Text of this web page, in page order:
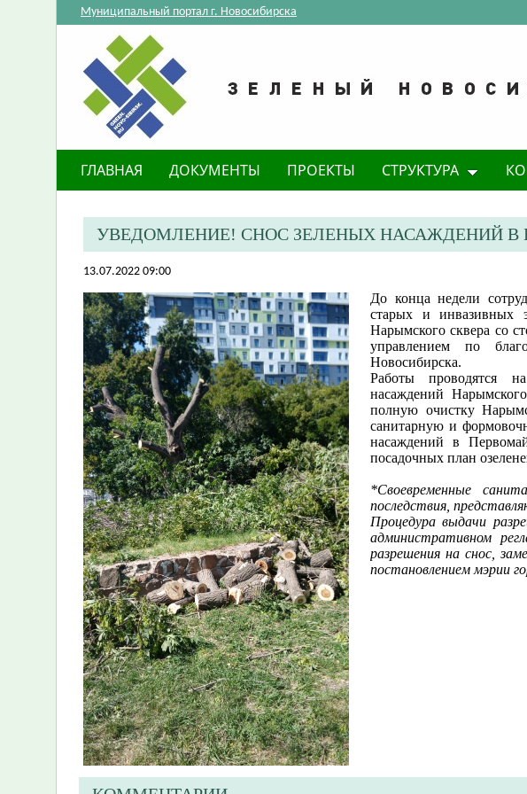
Муниципальный портал г. Новосибирска
ГЛАВНАЯ ДОКУМЕНТЫ ПРОЕКТЫ СТРУКТУРА
​УВЕДОМЛЕНИЕ! СНОС ЗЕЛЕНЫХ НАСАЖДЕНИЙ
13.07.2022 09:00
Д​о конца недели
старых и инвазивных
Нарымского сквера со
управлением по
Новосибирска.
Работы проводятся
насаждений
полную очистку
санитарную и
насаждений в
посадочных план
*Своевременные
последствия,
Процедура выдачи
административном
разрешения на снос,
постановлением мэрии